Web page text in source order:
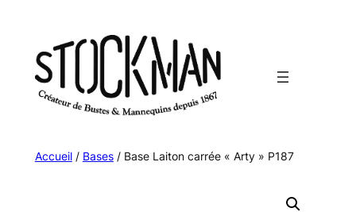
contenu
Accueil/ Bases/ Base Laiton carrée « Arty » P187